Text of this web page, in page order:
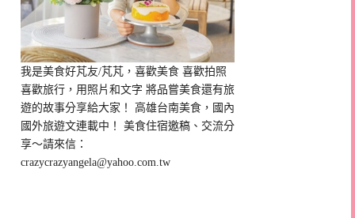
我是美食好芃友/芃芃，喜歡美食 喜歡拍照
喜歡旅行，用照片和文字 將品嘗美食還有旅
遊的故事分享給大家！ 高雄台南美食，國內
國外旅遊文連載中！ 美食住宿邀稿、交流分
享～請來信：
crazycrazyangela@yahoo.com.tw